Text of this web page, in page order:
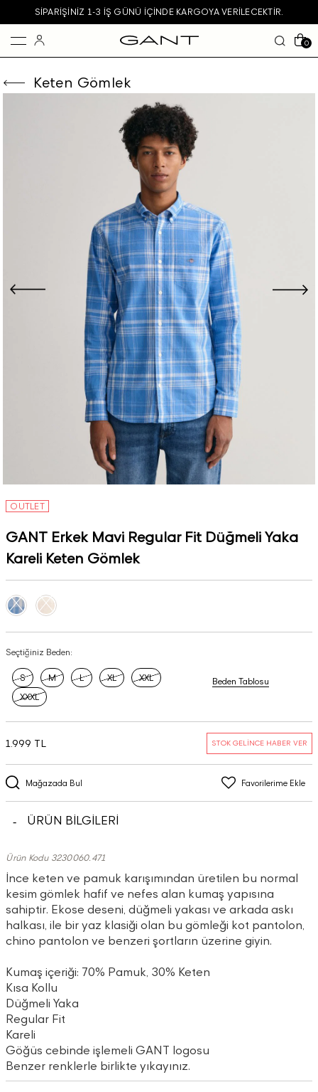
SIPARIŞINIZ 1-3 IŞ GÜNÜ IÇINDE KARGOYA VERILECEKTIR.
0
Keten Gömlek
OUTLET
GANT Erkek Mavi Regular Fit Düğmeli Yaka
Kareli Keten Gömlek
Seçtiğiniz Beden:
S M L XL
XXL
XXXL
Beden Tablosu
Mağazada Bul Favorilerime Ekle
1.999 TL STOK GELİNCE HABER VER
ÜRÜN BİLGİLERİ
Ürün Kodu 3230060.471
İnce keten ve pamuk karışımından üretilen bu normal
kesim gömlek hafif ve nefes alan kumaş yapısına
sahiptir. Ekose deseni, düğmeli yakası ve arkada askı
halkası, ile bir yaz klasiği olan bu gömleği kot pantolon,
chino pantolon ve benzeri şortların üzerine giyin.
Kumaş içeriği: 70% Pamuk, 30% Keten
Kısa Kollu
Düğmeli Yaka
Regular Fit
Kareli
Göğüs cebinde işlemeli GANT logosu
Benzer renklerle birlikte yıkayınız.